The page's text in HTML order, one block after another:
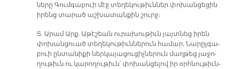
նե­րը Գում­գա­բուի մէջ տե­ղե­կու­թիւն­ներ փո­խան­ցե­ցին
ի­րենց տա­րած աշ­խա­տան­քին շուրջ։
Տ. Ա­րամ Արք. Ա­թէ­շեան ու­րա­խու­թիւն յայտ­նեց ի­րեն
փո­խան­ցուած տե­ղե­կու­թիւն­նե­րուն հա­մար, Նա­րըլ­գա­
բուի ըն­տա­նի­քի ներ­կա­յա­ցու­ցիչ­նե­րուն մաղ­թեց յա­ջո­
ղու­թիւն ու կա­րո­ղու­թիւն՝ փո­խան­ցե­լով իր օրհ­նու­թիւն­